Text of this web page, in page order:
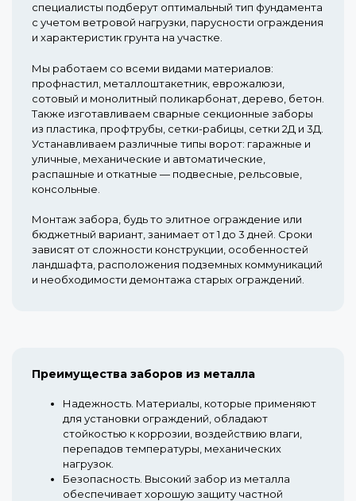
специалисты подберут оптимальный тип фундамента
с учетом ветровой нагрузки, парусности ограждения
и характеристик грунта на участке.
Мы работаем со всеми видами материалов:
профнастил, металлоштакетник, еврожалюзи,
сотовый и монолитный поликарбонат, дерево, бетон.
Также изготавливаем сварные секционные заборы
из пластика, профтрубы, сетки-рабицы, сетки 2Д и 3Д.
Устанавливаем различные типы ворот: гаражные и
уличные, механические и автоматические,
распашные и откатные — подвесные, рельсовые,
консольные.
Монтаж забора, будь то элитное ограждение или
бюджетный вариант, занимает от 1 до 3 дней. Сроки
зависят от сложности конструкции, особенностей
ландшафта, расположения подземных коммуникаций
и необходимости демонтажа старых ограждений.
Преимущества заборов из металла
Надежность. Материалы, которые применяют
для установки ограждений, обладают
стойкостью к коррозии, воздействию влаги,
перепадов температуры, механических
нагрузок.
Безопасность. Высокий забор из металла
обеспечивает хорошую защиту частной